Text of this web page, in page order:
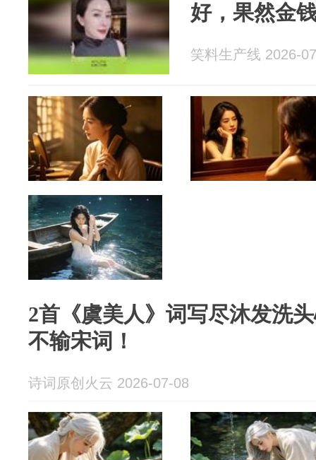
好，果然金
笑料生产线 2026-
2首《虞美人》词写尽沐发洗
不输宋词！
诗词原创火云 2026-07-08